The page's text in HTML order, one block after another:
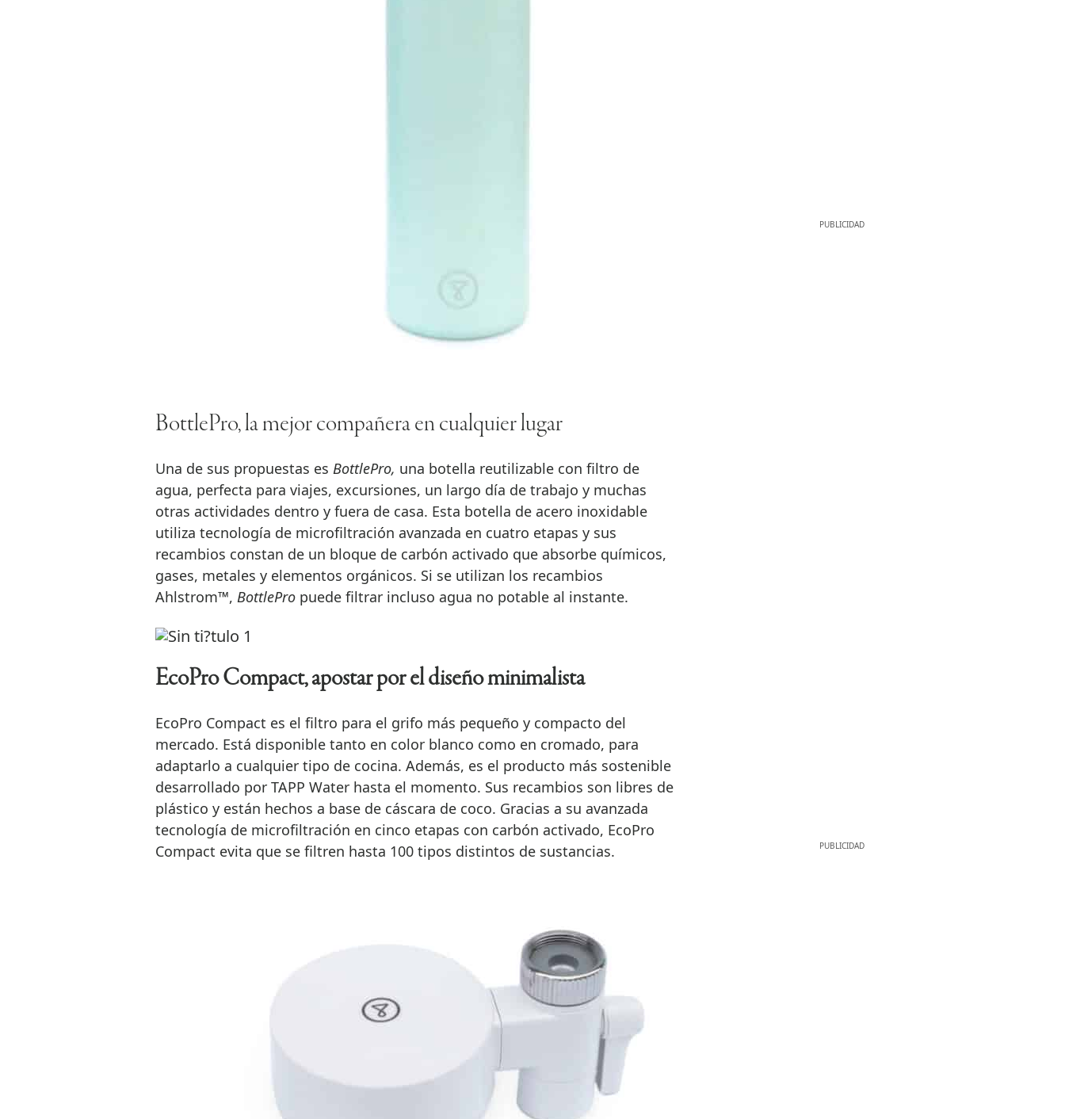
BottlePro, la mejor compañera en cualquier lugar
Una de sus propuestas es BottlePro, una botella reutilizable con filtro de
agua, perfecta para viajes, excursiones, un largo día de trabajo y muchas
otras actividades dentro y fuera de casa. Esta botella de acero inoxidable
utiliza tecnología de microfiltración avanzada en cuatro etapas y sus
recambios constan de un bloque de carbón activado que absorbe químicos,
gases, metales y elementos orgánicos. Si se utilizan los recambios
Ahlstrom™, BottlePropuede filtrar incluso agua no potable al instante.
EcoPro Compact, apostar por el diseño minimalista
EcoPro Compact es el filtro para el grifo más pequeño y compacto del
mercado. Está disponible tanto en color blanco como en cromado, para
adaptarlo a cualquier tipo de cocina. Además, es el producto más sostenible
desarrollado por TAPP Water hasta el momento. Sus recambios son libres de
plástico y están hechos a base de cáscara de coco. Gracias a su avanzada
tecnología de microfiltración en cinco etapas con carbón activado, EcoPro
Compact evita que se filtren hasta 100 tipos distintos de sustancias.